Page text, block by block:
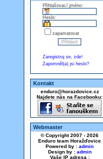
Přihlašovací jméno:
Heslo:
zapamatovat
Zaregistruj se, zde!
Zapomněl(a) jsi heslo?
Kontakt
enduro@horazdovice.cz
Najdete nás na Facebooku:
Webmaster
© Copyright 2007 - 2026
Enduro team Horažďovice
Powered by : admin
Design by : admin
Vaše IP adresa :